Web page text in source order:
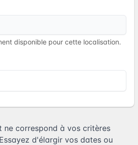
disponible pour cette localisation.
ne correspond à vos critères
d'élargir vos dates ou